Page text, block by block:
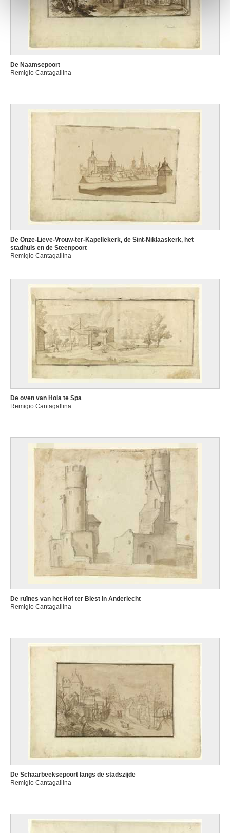
De Naamsepoort
Remigio Cantagallina
De Onze-Lieve-Vrouw-ter-Kapellekerk, de Sint-Niklaaskerk, het
stadhuis en de Steenpoort
Remigio Cantagallina
De oven van Hola te Spa
Remigio Cantagallina
De ruïnes van het Hof ter Biest in Anderlecht
Remigio Cantagallina
De Schaarbeeksepoort langs de stadszijde
Remigio Cantagallina